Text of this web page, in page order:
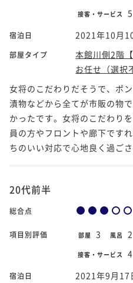
接客・サービス 5
宿泊日 2021年10月
部屋タイプ
本館川側2階
お任せ（選択
女将のこだわりだそうで、ポ
漬物などから全てが市販の物
かったです。女将のこだわり
員の方やフロントや廊下です
ちのいい対応で心地良く過ご
20代前半
総合点
項目別評価 部屋 3 風呂 2
接客・サービス 4
宿泊日 2021年9月17